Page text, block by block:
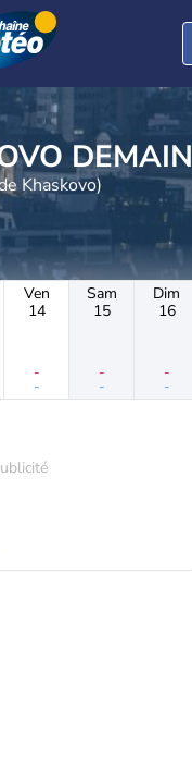
DEMAIN
Khaskovo)
Ven
14
-
-
Sam
15
-
-
Dim
16
-
-